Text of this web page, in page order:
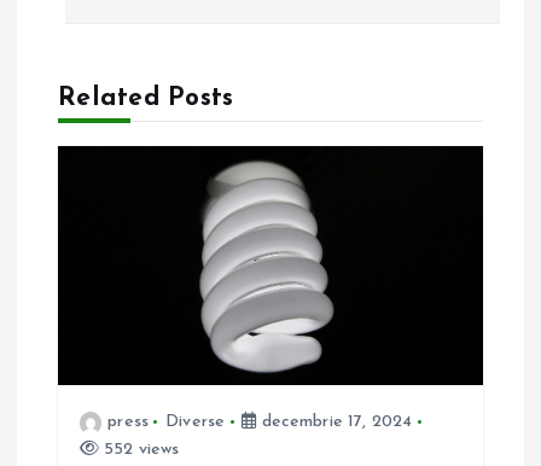
g
n
Related Posts
press Diverse
decembrie 17, 2024
552 views